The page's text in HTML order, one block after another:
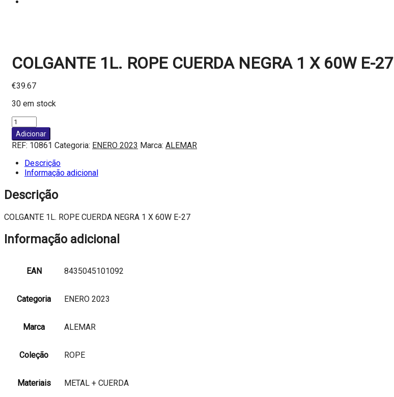
COLGANTE 1L. ROPE CUERDA NEGRA 1 X 60W E-27
€39.67
30 em stock
Quantidade
de
COLGANTE
1L.
ROPE
CUERDA
NEGRA
X
E-
Adicionar
REF: 10861 Categoria: ENERO 2023 Marca: ALEMAR
Descrição
Informação adicional
Descrição
COLGANTE 1L. ROPE CUERDA NEGRA 1 X 60W E-27
Informação adicional
EAN 8435045101092
Categoria ENERO 2023
Marca ALEMAR
Coleção ROPE
Materiais METAL + CUERDA